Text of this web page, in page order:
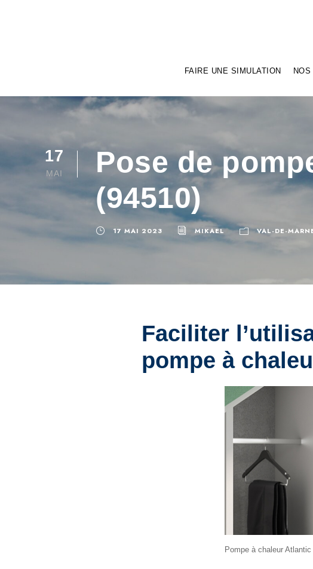
FAIRE UNE SIMULATION
17
MAI
Pose de
(94510)
17 MAI 2023 MIKAEL VAL-DE-
Faciliter
pompe à
Pompe à chaleur Atlantic